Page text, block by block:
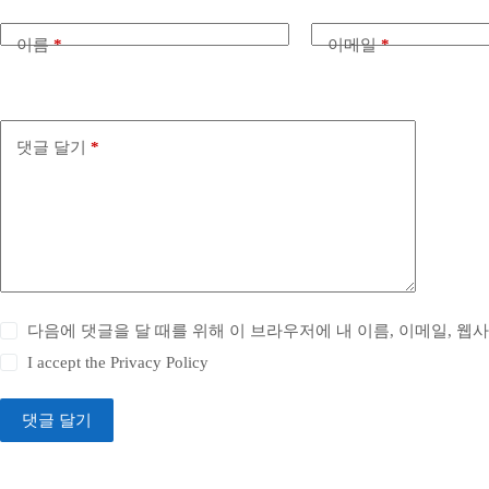
이름* 이메일*
댓글 달기 *
다음에 댓글을 달 때를 위해 이 브라우저에 내 이름, 이메일, 웹
I accept thePrivacy Policy
댓글 달기